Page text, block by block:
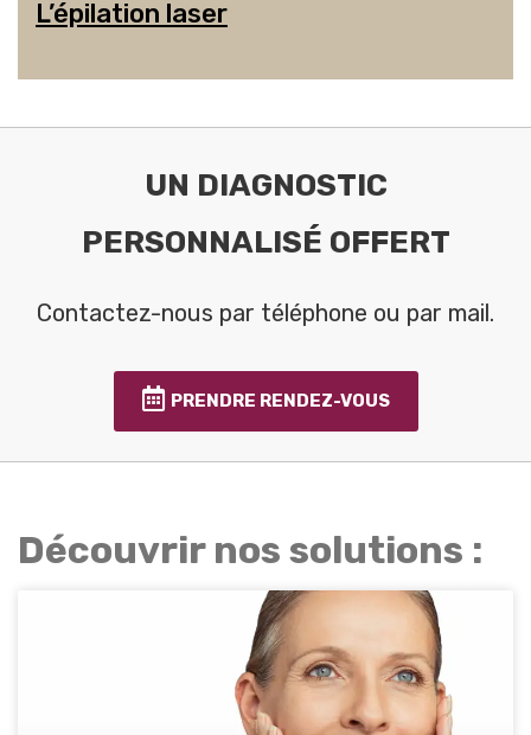
L’épilation laser
UN DIAGNOSTIC
PERSONNALISÉ OFFERT
Contactez-nous par téléphone ou par mail.
PRENDRE RENDEZ-VOUS
Découvrir nos solutions :